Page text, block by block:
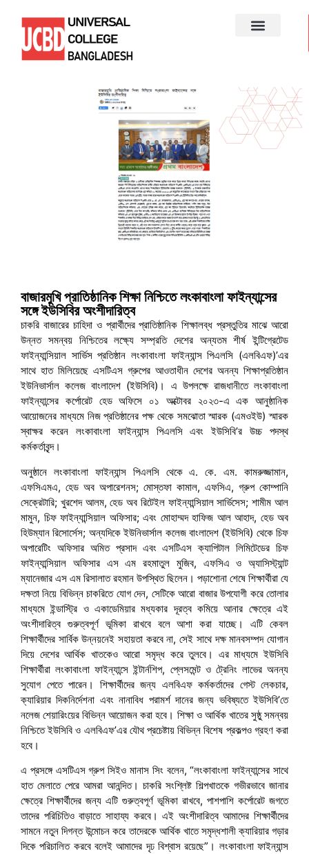
বাজারমুখি প্রাতিষ্ঠানিক শিক্ষা নিশ্চিতে লংকাবাংলা ফাইন্যান্সের
সঙ্গে ইউসিবির অংশীদারিত্ব
চাকরি বাজারের চাহিদা ও প্রার্থীদের প্রাতিষ্ঠানিক শিক্ষালব্ধ প্রস্তুতির মাঝে আরো
উন্নত সমন্বয় নিশ্চিতের লক্ষ্যে সম্প্রতি দেশের অন্যতম শীর্ষ ইন্টিগ্রেটেড
ফাইন্যান্সিয়াল সার্ভিস প্রতিষ্ঠান লংকাবাংলা ফাইন্যান্স পিএলসি (এলবিএফ)’এর
সাথে হাত মিলিয়েছে এসটিএস গ্রুপের আওতাধীন দেশের অনন্য শিক্ষাপ্রতিষ্ঠান
ইউনিভার্সাল কলেজ বাংলাদেশ (ইউসিবি)। এ উপলক্ষে রাজধানীতে লংকাবাংলা
ফাইন্যান্সের কর্পোরেট হেড অফিসে ০১ অক্টোবর ২০২৩-এ এক আনুষ্ঠানিক
আয়োজনের মাধ্যমে নিজ প্রতিষ্ঠানের পক্ষ থেকে সমঝোতা স্মারক (এমওইউ) স্মারক
স্বাক্ষর করেন লংকাবাংলা ফাইন্যান্স পিএলসি এবং ইউসিবি’র উচ্চ পদস্থ
কর্মকর্তাবৃন্দ।
অনুষ্ঠানে লংকাবাংলা ফাইন্যান্স পিএলসি থেকে এ. কে. এম. কামরুজ্জামান,
এফসিএমএ, হেড অব অপারেশনস; মোস্তফা কামাল, এফসিএ, গ্রুপ কোম্পানি
সেক্রেটারি; খুরশেদ আলম, হেড অব রিটেইল ফাইন্যান্সিয়াল সার্ভিসেস; শামীম আল
মামুন, চিফ ফাইন্যান্সিয়াল অফিসার; এবং মোহাম্মদ হাফিজ আল আহাদ, হেড অব
হিউম্যান রিসোর্সেস; অন্যদিকে ইউনিভার্সাল কলেজ বাংলাদেশ (ইউসিবি) থেকে চিফ
অপারেটিং অফিসার অমিত প্রসাদ এবং এসটিএস ক্যাপিটাল লিমিটেডের চিফ
ফাইন্যান্সিয়াল অফিসার এস এম রহমাতুল মুজিব, এফসিএ ও অ্যাসিস্ট্যান্ট
ম্যানেজার এস এম রিসালাত রহমান উপস্থিত ছিলেন। পড়াশোনা শেষে শিক্ষার্থীরা যে
দক্ষতা নিয়ে বিভিন্ন চাকরিতে যোগ দেন, সেটিকে আরো বাজার উপযোগী করে তোলার
মাধ্যমে ইন্ডাস্ট্রি ও একাডেমিয়ার মধ্যকার দূরত্ব কমিয়ে আনার ক্ষেত্রে এই
অংশীদারিত্ব গুরুত্বপূর্ণ ভূমিকা রাখবে বলে আশা করা যাচ্ছে। এটি কেবল
শিক্ষার্থীদের সার্বিক উন্নয়নেই সহায়তা করবে না, সেই সাথে দক্ষ মানবসম্পদ যোগান
দিয়ে দেশের আর্থিক খাতকেও আরো সমৃদ্ধ করে তুলবে। এর মাধ্যমে ইউসিবি
শিক্ষার্থীরা লংকাবাংলা ফাইন্যান্সে ইন্টার্নশিপ, প্লেসমেন্ট ও ট্রেনিং লাভের অনন্য
সুযোগ পেতে পারেন। শিক্ষার্থীদের জন্য এলবিএফ কর্মকর্তাদের গেস্ট লেকচার,
ক্যারিয়ার দিকনির্দেশনা এবং নানাবিধ পরামর্শ দানের জন্য ভবিষ্যতে ইউসিবি’তে
নলেজ শেয়ারিংয়ের বিভিন্ন আয়োজন করা হবে। শিক্ষা ও আর্থিক খাতের সুষ্ঠু সমন্বয়
নিশ্চিতে ইউসিবি ও এলবিএফ’এর যৌথ প্রচেষ্টায় বিভিন্ন বিশেষ প্রকল্পও গ্রহণ করা
হবে।
এ প্রসঙ্গে এসটিএস গ্রুপ সিইও মানাস সিং বলেন, “লংকাবাংলা ফাইন্যান্সের সাথে
হাত মেলাতে পেরে আমরা আনন্দিত। চাকরি সংশ্লিষ্ট শিল্পখাতকে গভীরভাবে জানার
ক্ষেত্রে শিক্ষার্থীদের জন্য এটি গুরুত্বপূর্ণ ভূমিকা রাখবে, পাশপাশি কর্পোরেট জগতে
তাদের পরিচিতিও বাড়াতে সাহায্য করবে। এই অংশীদারিত্ব আমাদের শিক্ষার্থীদের
সামনে নতুন দিগন্ত উন্মোচন করে তাদেরকে আর্থিক খাতে সমৃদ্ধশালী ক্যারিয়ার গড়ার
দিকে পরিচালিত করবে বলেই আমাদের দৃঢ বিশ্বাস রয়েছে”। লংকাবাংলা ফাইন্যান্স